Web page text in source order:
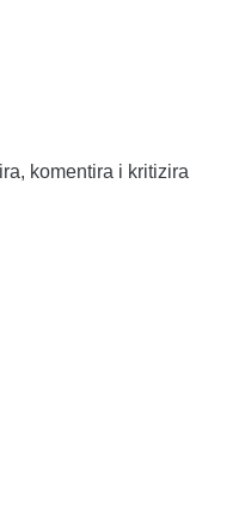
komentira i kritizira